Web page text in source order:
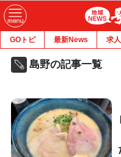
GOトピ 最新News 求人
島野の記事一覧